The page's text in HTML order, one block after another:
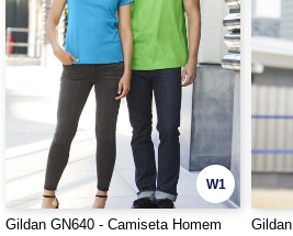
W1
Gildan GN640 - Camiseta Homem